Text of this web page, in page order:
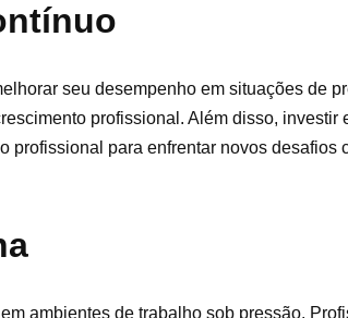
seu desempenho em situações de
profissional. Além disso, investir
profissional para enfrentar novos desafios
ambientes de trabalho sob pressão.